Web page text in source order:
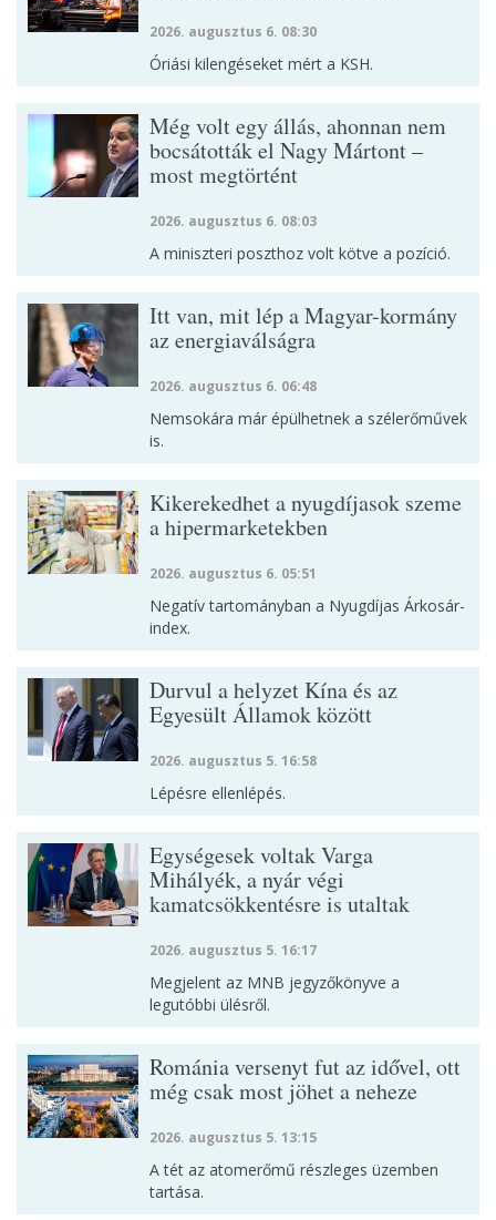
2026. augusztus 6. 08:30
Óriási kilengéseket mért a KSH.
Még volt egy állás, ahonnan nem
bocsátották el Nagy Mártont –
most megtörtént
2026. augusztus 6. 08:03
A miniszteri poszthoz volt kötve a pozíció.
Itt van, mit lép a Magyar-kormány
az energiaválságra
2026. augusztus 6. 06:48
Nemsokára már épülhetnek a szélerőművek
is.
Kikerekedhet a nyugdíjasok szeme
a hipermarketekben
2026. augusztus 6. 05:51
Negatív tartományban a Nyugdíjas Árkosár-
index.
Durvul a helyzet Kína és az
Egyesült Államok között
2026. augusztus 5. 16:58
Lépésre ellenlépés.
Egységesek voltak Varga
Mihályék, a nyár végi
kamatcsökkentésre is utaltak
2026. augusztus 5. 16:17
Megjelent az MNB jegyzőkönyve a
legutóbbi ülésről.
Románia versenyt fut az idővel, ott
még csak most jöhet a neheze
2026. augusztus 5. 13:15
A tét az atomerőmű részleges üzemben
tartása.